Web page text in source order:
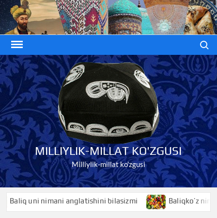
Skip
to
content
MILLIYLIK-MILLAT KO'ZGUSI
Milliylik-millat ko'zgusi
anglatishini bilasizmi Baliqko’z nimani